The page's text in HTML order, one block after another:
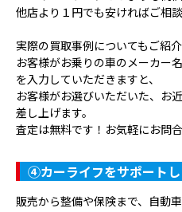
他店より１円でも安ければご相
実際の買取事例についてもご紹介
お客様がお乗りの車のメーカー
を入力していただきますと、
お客様がお選びいただいた、お
差し上げます。
査定は無料です！お気軽にお問
④カーライフをサポートし
販売から整備や保険まで、自動